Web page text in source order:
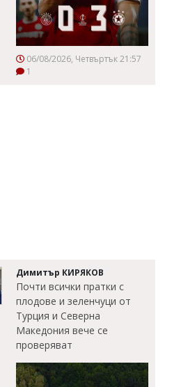
06/08/2026, Четвъртък 21:57
1
Димитър КИРЯКОВ
Почти всички пратки с
плодове и зеленчуци от
Турция и Северна
Македония вече се
проверяват